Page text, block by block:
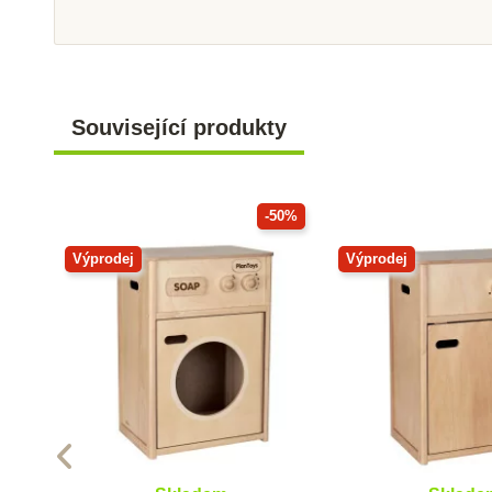
Související produkty
-50%
Výprodej Výprodej